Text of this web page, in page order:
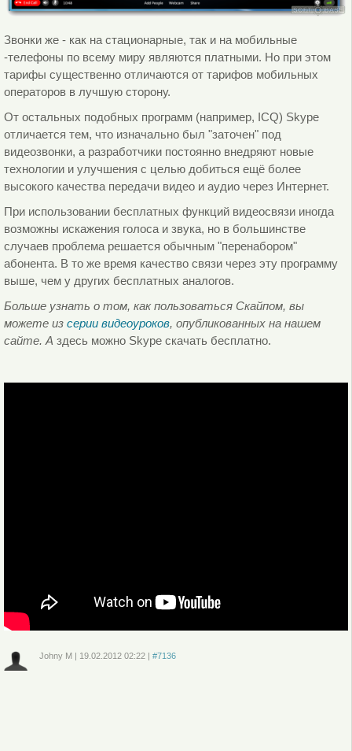
Звонки же - как на стационарные, так и на мобильные
-телефоны по всему миру являются платными. Но при этом
тарифы существенно отличаются от тарифов мобильных
операторов в лучшую сторону.
От остальных подобных программ (например, ICQ) Skype
отличается тем, что изначально был "заточен" под
видеозвонки, а разработчики постоянно внедряют новые
технологии и улучшения с целью добиться ещё более
высокого качества передачи видео и аудио через Интернет.
При использовании бесплатных функций видеосвязи иногда
возможны искажения голоса и звука, но в большинстве
случаев проблема решается обычным "перенабором"
абонента. В то же время качество связи через эту программу
выше, чем у других бесплатных аналогов.
Больше узнать о том, как пользоваться Скайпом, вы
можете из серии видеоуроков, опубликованных на нашем
сайте. А здесь можно Skype скачать бесплатно.
Johny M 19.02.2012 02:22| #7136